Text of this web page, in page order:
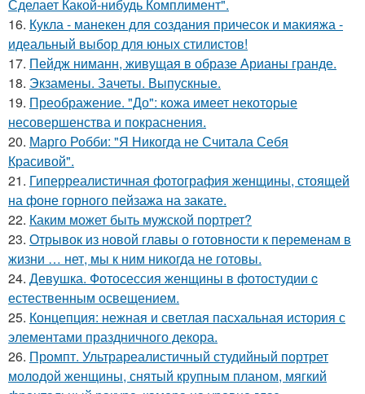
Сделает Какой-нибудь Комплимент".
16. Кукла - манекен для создания причесок и макияжа -
идеальный выбор для юных стилистов!
17. Пейдж ниманн, живущая в образе Арианы гранде.
18. Экзамены. Зачеты. Выпускные.
19. Преображение. "До": кожа имеет некоторые
несовершенства и покраснения.
20. Марго Робби: "Я Никогда не Считала Себя
Красивой".
21. Гиперреалистичная фотография женщины, стоящей
на фоне горного пейзажа на закате.
22. Каким может быть мужской портрет?
23. Отрывок из новой главы о готовности к переменам в
жизни … нет, мы к ним никогда не готовы.
24. Девушка. Фотосессия женщины в фотостудии c
естественным освещением.
25. Концепция: нежная и светлая пасхальная история с
элементами праздничного декора.
26. Промпт. Ультрареалистичный студийный портрет
молодой женщины, снятый крупным планом, мягкий